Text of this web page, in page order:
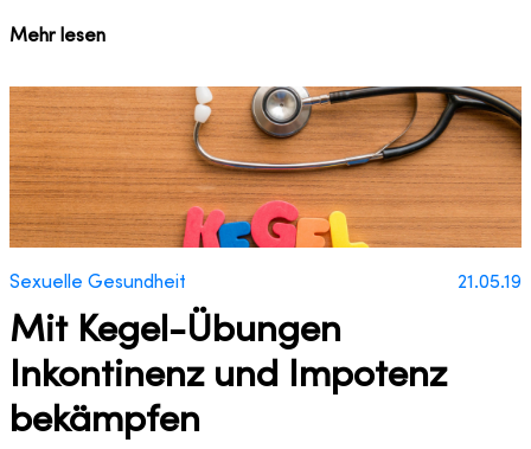
Mehr lesen
Sexuelle Gesundheit 21.05.19
Mit Kegel-Übungen
Inkontinenz und Impotenz
bekämpfen